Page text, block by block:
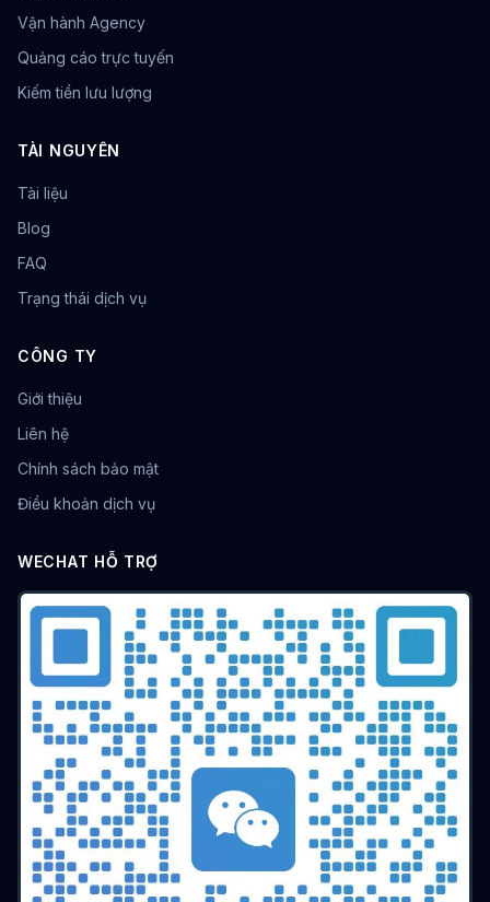
Vận hành Agency
Quảng cáo trực tuyến
Kiếm tiền lưu lượng
TÀI NGUYÊN
Tài liệu
Blog
FAQ
Trạng thái dịch vụ
CÔNG TY
Giới thiệu
Liên hệ
Chính sách bảo mật
Điều khoản dịch vụ
WECHAT HỖ TRỢ